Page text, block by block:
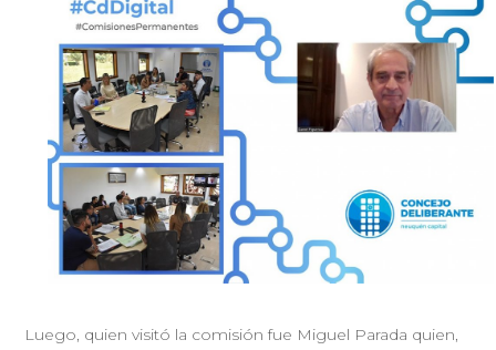
Luego, quien visitó la comisión fue Miguel Parada quien,